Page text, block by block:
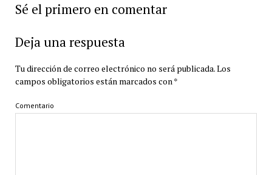
Sé el primero en comentar
Deja una respuesta
Tu dirección de correo electrónico no será publicada.Los
campos obligatorios están marcados con*
Comentario